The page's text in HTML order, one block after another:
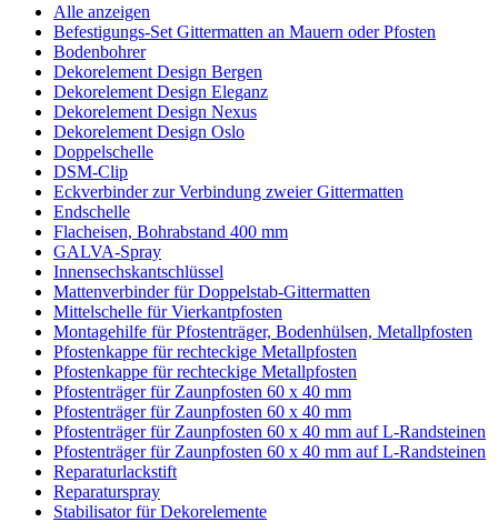
Alle anzeigen
Befestigungs-Set Gittermatten an Mauern oder Pfosten
Bodenbohrer
Dekorelement Design Bergen
Dekorelement Design Eleganz
Dekorelement Design Nexus
Dekorelement Design Oslo
Doppelschelle
DSM-Clip
Eckverbinder zur Verbindung zweier Gittermatten
Endschelle
Flacheisen, Bohrabstand 400 mm
GALVA-Spray
Innensechskantschlüssel
Mattenverbinder für Doppelstab-Gittermatten
Mittelschelle für Vierkantpfosten
Montagehilfe für Pfostenträger, Bodenhülsen, Metallpfosten
Pfostenkappe für rechteckige Metallpfosten
Pfostenkappe für rechteckige Metallpfosten
Pfostenträger für Zaunpfosten 60 x 40 mm
Pfostenträger für Zaunpfosten 60 x 40 mm
Pfostenträger für Zaunpfosten 60 x 40 mm auf L-Randsteinen
Pfostenträger für Zaunpfosten 60 x 40 mm auf L-Randsteinen
Reparaturlackstift
Reparaturspray
Stabilisator für Dekorelemente